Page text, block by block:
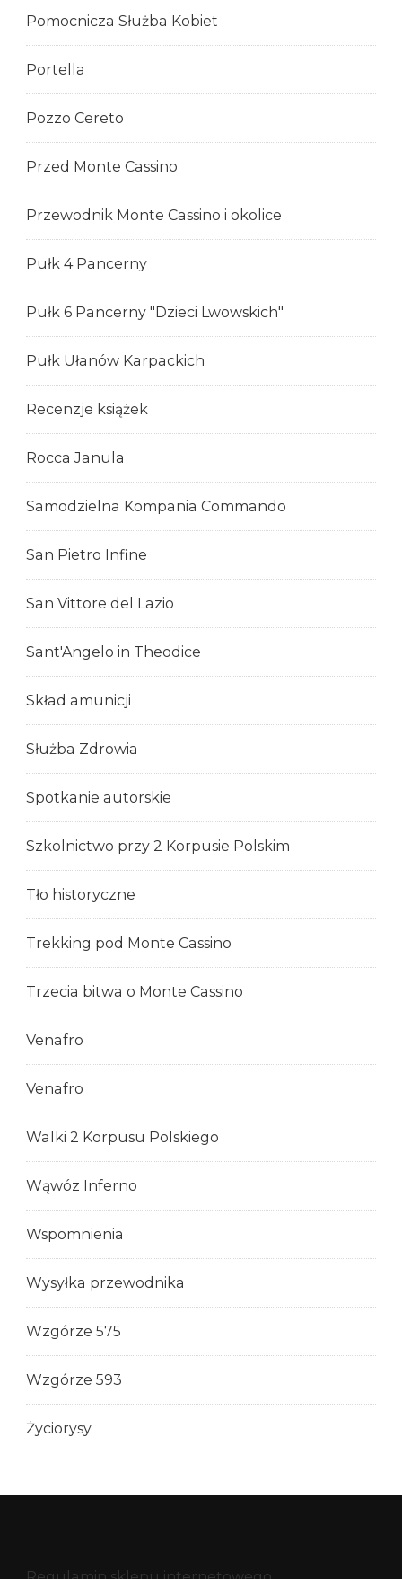
Pomocnicza Służba Kobiet
Portella
Pozzo Cereto
Przed Monte Cassino
Przewodnik Monte Cassino i okolice
Pułk 4 Pancerny
Pułk 6 Pancerny "Dzieci Lwowskich"
Pułk Ułanów Karpackich
Recenzje książek
Rocca Janula
Samodzielna Kompania Commando
San Pietro Infine
San Vittore del Lazio
Sant'Angelo in Theodice
Skład amunicji
Służba Zdrowia
Spotkanie autorskie
Szkolnictwo przy 2 Korpusie Polskim
Tło historyczne
Trekking pod Monte Cassino
Trzecia bitwa o Monte Cassino
Venafro
Venafro
Walki 2 Korpusu Polskiego
Wąwóz Inferno
Wspomnienia
Wysyłka przewodnika
Wzgórze 575
Wzgórze 593
Życiorysy